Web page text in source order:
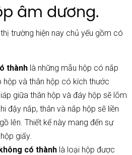
âm dương.
trường hiện nay chủ yếu gồm có
thành là những mẫu hộp có nắp
hộp và thân hộp có kích thước
giữa thân hộp và đáy hộp sẽ lõm
đậy nắp, thân và nắp hộp sẽ liền
lên. Thiết kế này mang đến sự
giấy.
có thành là loại hộp được